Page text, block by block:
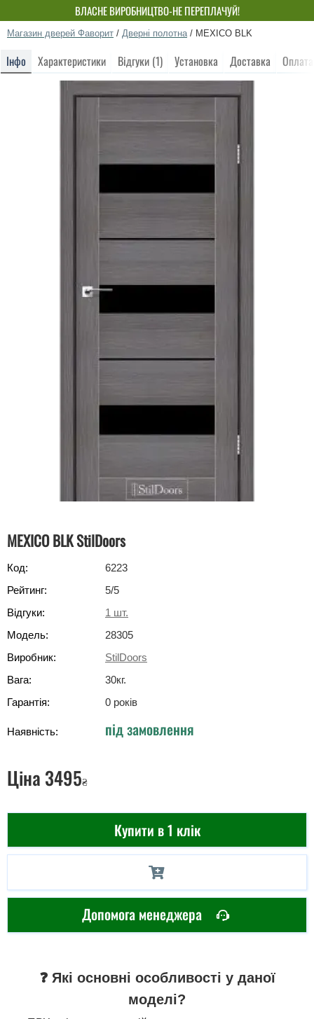
ВЛАСНЕ ВИРОБНИЦТВО-НЕ ПЕРЕПЛАЧУЙ!
Магазин дверей Фаворит / Дверні полотна / MEXICO BLK
Інфо Характеристики Відгуки (1) Установка Доставка Оплата
MEXICO BLK StilDoors
Код:
6223
Рейтинг:
5/5
Відгуки:
1 шт.
Модель:
28305
Виробник:
StilDoors
Вага:
30кг.
Гарантія:
0 років
Наявність: під замовлення
Ціна 3495₴
Купити в 1 клік
Допомога менеджера
❓ Які основні особливості у даної
моделі?